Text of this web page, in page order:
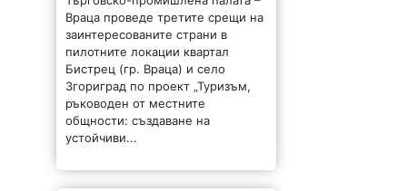
Враца проведе третите срещи на
заинтересованите страни в
пилотните локации квартал
Бистрец (гр. Враца) и село
Згориград по проект „Туризъм,
ръководен от местните
общности: създаване на
устойчиви...